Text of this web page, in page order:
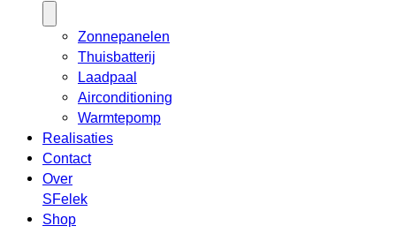
Zonnepanelen
Thuisbatterij
Laadpaal
Airconditioning
Warmtepomp
Realisaties
Contact
Over
SFelek
Shop